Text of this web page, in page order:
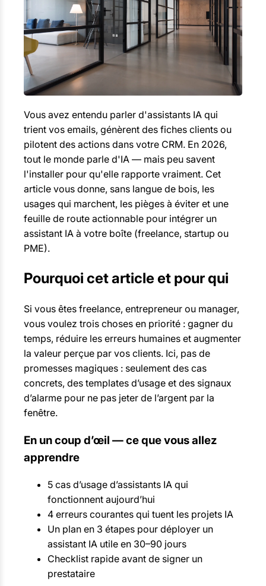
Vous avez entendu parler d'assistants IA qui
trient vos emails, génèrent des fiches clients ou
pilotent des actions dans votre CRM. En 2026,
tout le monde parle d'IA — mais peu savent
l'installer pour qu'elle rapporte vraiment. Cet
article vous donne, sans langue de bois, les
usages qui marchent, les pièges à éviter et une
feuille de route actionnable pour intégrer un
assistant IA à votre boîte (freelance, startup ou
PME).
Pourquoi cet article et pour qui
Si vous êtes freelance, entrepreneur ou manager,
vous voulez trois choses en priorité : gagner du
temps, réduire les erreurs humaines et augmenter
la valeur perçue par vos clients. Ici, pas de
promesses magiques : seulement des cas
concrets, des templates d’usage et des signaux
d’alarme pour ne pas jeter de l’argent par la
fenêtre.
En un coup d’œil — ce que vous allez
apprendre
5 cas d’usage d’assistants IA qui
fonctionnent aujourd’hui
4 erreurs courantes qui tuent les projets IA
Un plan en 3 étapes pour déployer un
assistant IA utile en 30–90 jours
Checklist rapide avant de signer un
prestataire